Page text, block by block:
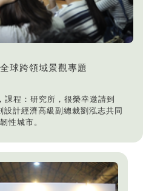
球跨領域景觀專題
課程：研究所，很榮幸邀請到
設計經濟高級副總裁劉泓志共同
性城市。